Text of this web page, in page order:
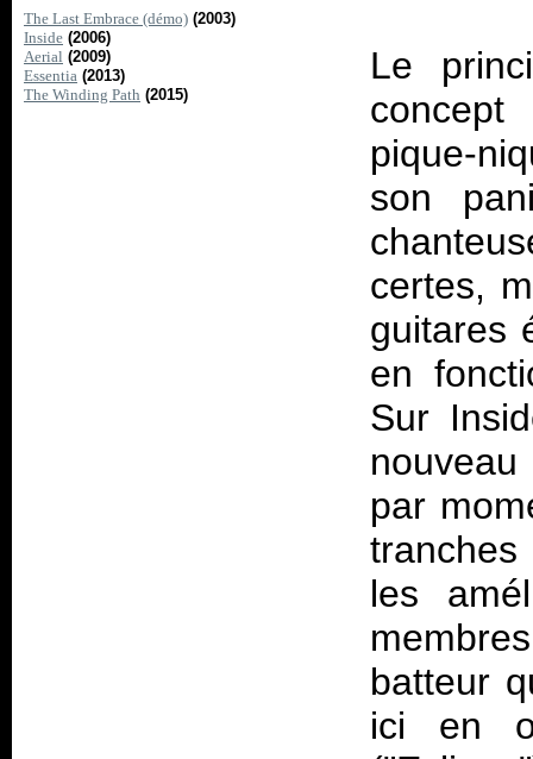
The Last Embrace (démo) (2003)
Inside (2006)
Aerial (2009)
Essentia (2013)
The Winding Path (2015)
Le
pique-
son
certes,
guitares
en
Sur
nouveau
par
tranches
les
batteur
ici en